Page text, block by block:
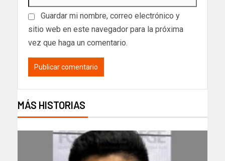
Guardar mi nombre, correo electrónico y
sitio web en este navegador para la próxima
vez que haga un comentario.
MÁS HISTORIAS